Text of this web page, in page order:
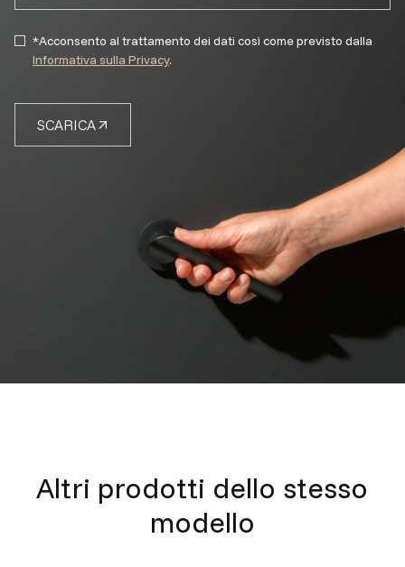
SCARICA
*Acconsento al trattamento dei dati così come previsto dalla
Informativa sulla Privacy.
Altri prodotti dello stesso
modello